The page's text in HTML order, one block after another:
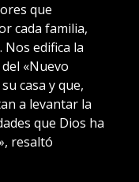
que
cada familia,
edifica la
«Nuevo
casa y que,
a levantar la
que Dios ha
resaltó